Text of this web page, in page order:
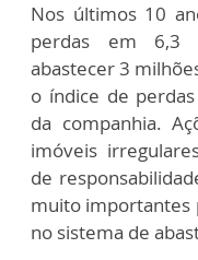
Nos últimos 10
perdas em 6,3
abastecer 3
o índice de
da companhia.
imóveis
de
muito importantes
no sistema de